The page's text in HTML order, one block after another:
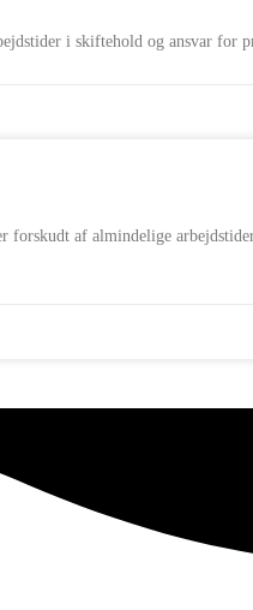
i skiftehold og ansvar for
af almindelige